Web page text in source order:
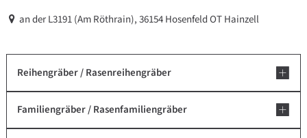
an der L3191 (Am Röthrain), 36154 Hosenfeld OT Hainzell
Reihengräber / Rasenreihengräber
Familiengräber / Rasenfamiliengräber